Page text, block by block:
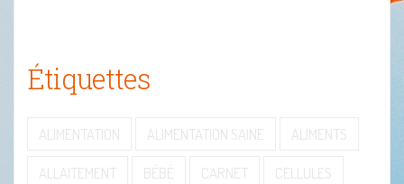
Étiquettes
ALIMENTATION ALIMENTATION SAINE ALIMENTS
ALLAITEMENT BÉBÉ CARNET CELLULES